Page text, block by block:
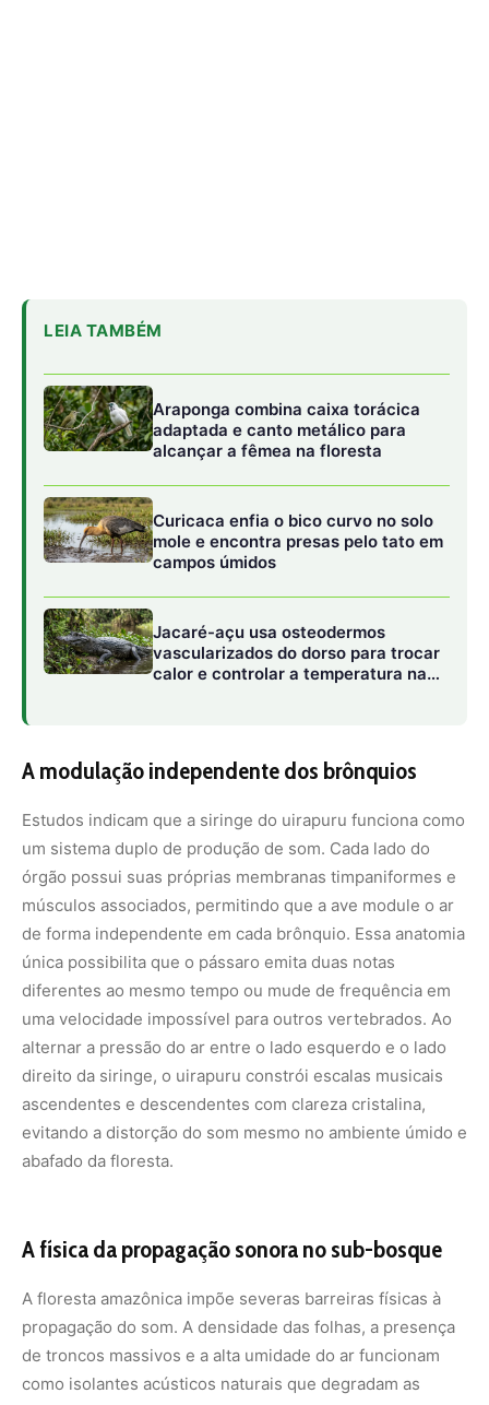
Amazônia
A modulação independente dos brônquios
Estudos indicam que a siringe do uirapuru funciona como
um sistema duplo de produção de som. Cada lado do
órgão possui suas próprias membranas timpaniformes e
músculos associados, permitindo que a ave module o ar
de forma independente em cada brônquio. Essa anatomia
única possibilita que o pássaro emita duas notas
diferentes ao mesmo tempo ou mude de frequência em
uma velocidade impossível para outros vertebrados. Ao
alternar a pressão do ar entre o lado esquerdo e o lado
direito da siringe, o uirapuru constrói escalas musicais
evitando a distorção do som mesmo no ambiente úmido e
A física da propagação sonora no sub-bosque
A floresta amazônica impõe severas barreiras físicas à
propagação do som. A densidade das folhas, a presença
de troncos massivos e a alta umidade do ar funcionam
como isolantes acústicos naturais que degradam as
ondas sonoras rapidamente. Para superar esse
obstáculo, a evolução moldou o canto do uirapuru com
frequências específicas que maximizam o alcance do
sinal.